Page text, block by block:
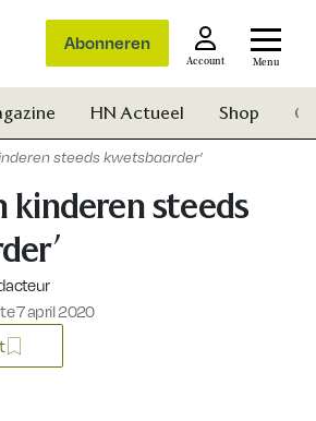
Abonneren
Account Menu
HN Actueel Shop
steeds kwetsbaarder’
kinderen steeds
7 april 2020